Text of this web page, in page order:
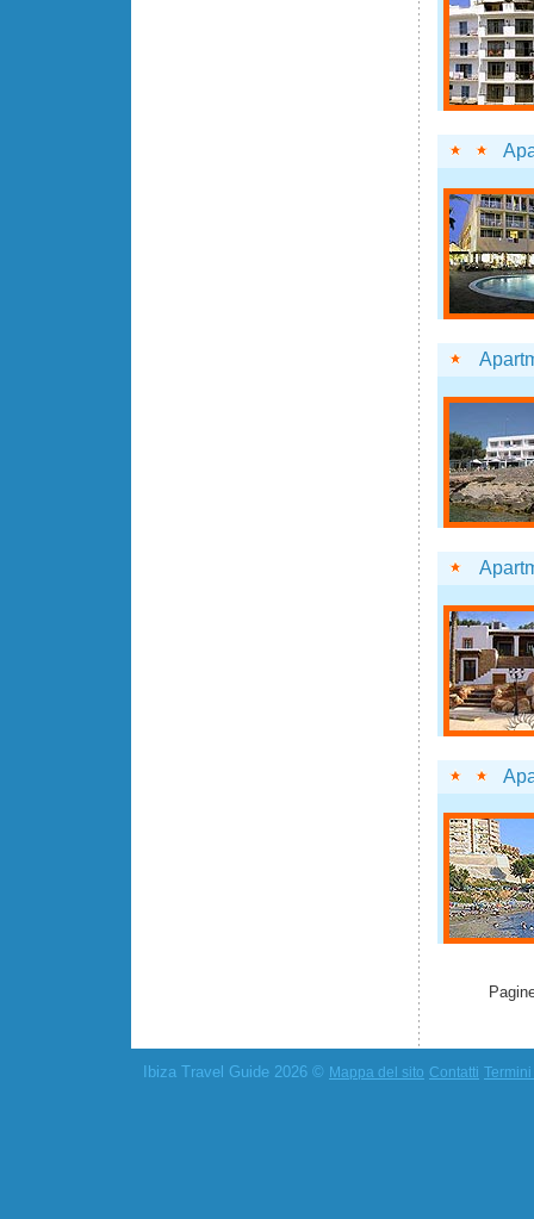
Ibiza Travel Guide 2026 © Mappa del sito Contatti